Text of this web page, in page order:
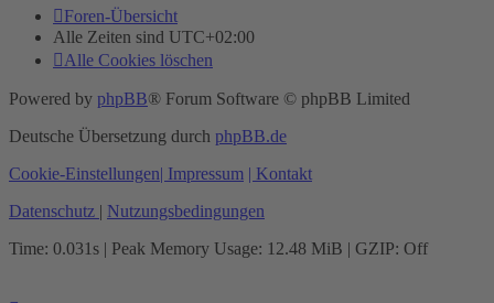
Foren-Übersicht
Alle Zeiten sind UTC+02:00
Alle Cookies löschen
Powered by phpBB® Forum Software © phpBB Limited
Deutsche Übersetzung durch phpBB.de
Cookie-Einstellungen| Impressum | Kontakt
Datenschutz | Nutzungsbedingungen
Time: 0.031s | Peak Memory Usage: 12.48 MiB | GZIP: Off